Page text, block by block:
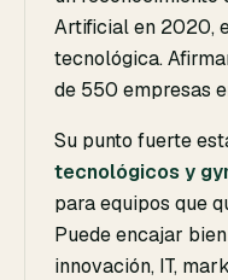
Artificial en 2020,
tecnológica.
de 550 empresas
Su punto fuerte
tecnológicos y
para equipos que
Puede encajar
innovación, IT,